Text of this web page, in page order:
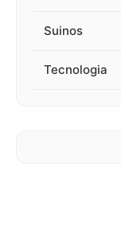
Suinos
Tecnologia